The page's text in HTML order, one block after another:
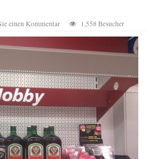
einen Kommentar 1,558 Besucher